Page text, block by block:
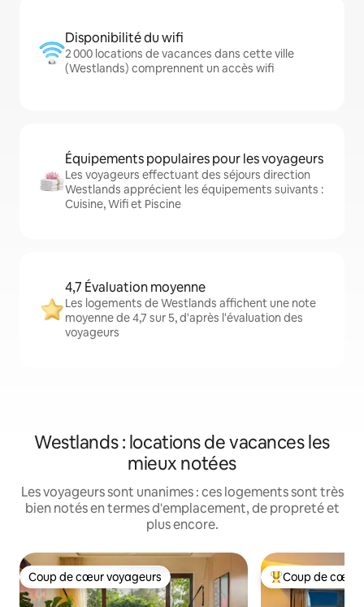
Disponibilité du wifi
2 000 locations de vacances dans cette ville
(Westlands) comprennent un accès wifi
Équipements populaires pour les voyageurs
Les voyageurs effectuant des séjours direction
Westlands apprécient les équipements suivants :
Cuisine, Wifi et Piscine
4,7 Évaluation moyenne
Les logements de Westlands affichent une note
moyenne de 4,7 sur 5, d'après l'évaluation des
voyageurs
Westlands : locations de vacances les
mieux notées
Les voyageurs sont unanimes : ces logements sont très
bien notés en termes d'emplacement, de propreté et
plus encore.
Coup de cœur voyageurs
Coup de cœur voyageurs Coups de cœur
Coup de cœur